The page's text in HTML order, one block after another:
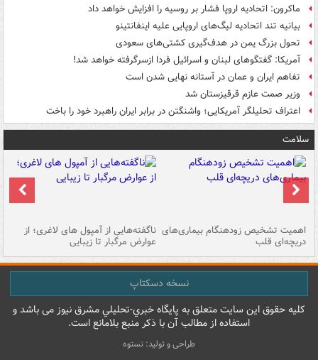
ماکرون: اتحادیه اروپا فشار بر روسیه را افزایش خواهد داد
بیانیه تند اتحادیه لیگ‌های اروپایی علیه اینفانتینو
تحول بزرگ یمن در هدف‌گیری کشتی‌های سعودی
آمریکا: گفتگوهای لبنان و اسرائیل فردا ازسرگرفته خواهد شد!
تفاهم ایران و عمان در آستانه نهایی شدن است
وزیر صمت عازم قرقیزستان شد
اعتراف تحلیلگر آمریکایی؛ واشنگتن در برابر ایران راهبرد خود را باخت
سلامت
اهمیت تشخیص زودهنگام بیماری‌های
دریچه‌ای قلب
ناگفته‌هایی از آمپول های لاغری؛ از
عوارض مرگبار تا زیبایی
نسخه دسکتاپ
کليه حقوق اين سايت متعلق به پایگاه خبري-تحليلي مشرق نيوز می باشد و
استفاده از مطالب آن با ذکر منبع بلامانع است.
طراحی و تولید: نستوه